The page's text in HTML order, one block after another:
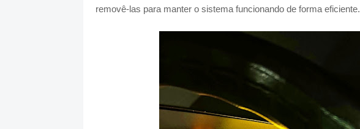
removê-las para manter o sistema funcionando de forma eficiente.